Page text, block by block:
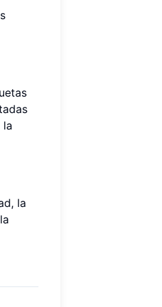
la
la